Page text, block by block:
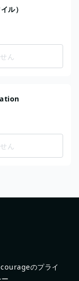
ル）
ん
ん
のプライ